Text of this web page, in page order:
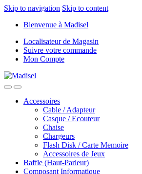
Skip to navigation Skip to content
Bienvenue à Madisel
Localisateur de Magasin
Suivre votre commande
Mon Compte
Accessoires
Cable / Adapteur
Casque / Ecouteur
Chaise
Chargeurs
Flash Disk / Carte Memoire
Accessoires de Jeux
Baffle (Haut-Parleur)
Composant Informatique